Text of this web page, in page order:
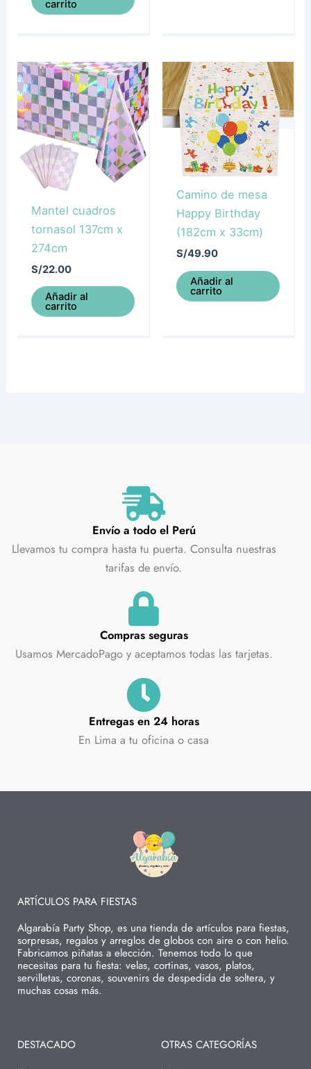
carrito
Mantel cuadros
tornasol 137cm x
274cm
S/22.00
Añadir al
carrito
Camino de mesa
Happy Birthday
(182cm x 33cm)
S/49.90
Añadir al
carrito
Envío a todo el Perú
Llevamos tu compra hasta tu puerta. Consulta nuestras
tarifas de envío.
Compras seguras
Usamos MercadoPago y aceptamos todas las tarjetas.
Entregas en 24 horas
En Lima a tu oficina o casa
ARTÍCULOS PARA FIESTAS
Algarabía Party Shop, es una tienda de artículos para fiestas,
sorpresas, regalos y arreglos de globos con aire o con helio.
Fabricamos piñatas a elección. Tenemos todo lo que
necesitas para tu fiesta: velas, cortinas, vasos, platos,
servilletas, coronas, souvenirs de despedida de soltera, y
muchas cosas más.
DESTACADO OTRAS CATEGORÍAS